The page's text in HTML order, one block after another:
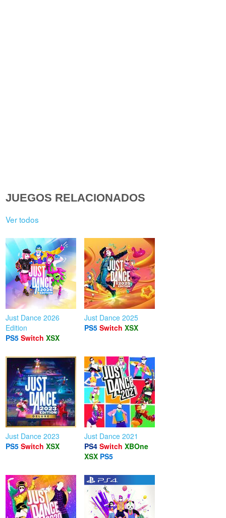
JUEGOS RELACIONADOS
Ver todos
Just Dance 2026
Edition
PS5 Switch XSX
Just Dance 2025
PS5 Switch XSX
Just Dance 2023
PS5 Switch XSX
Just Dance 2021
PS4 Switch XBOne
XSX PS5